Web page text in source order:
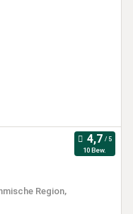
10 Bew.
Region,